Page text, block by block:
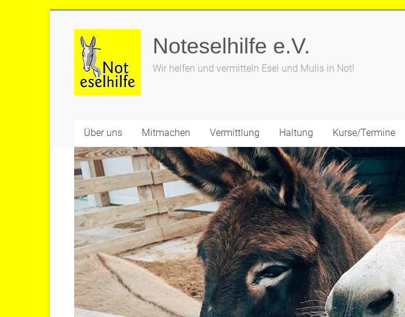
springen
Noteselhilfe e.V.
Wir helfen und vermitteln Esel und Mulis in Not!
Über uns Mitmachen Vermittlung Haltung Kurse/Termine